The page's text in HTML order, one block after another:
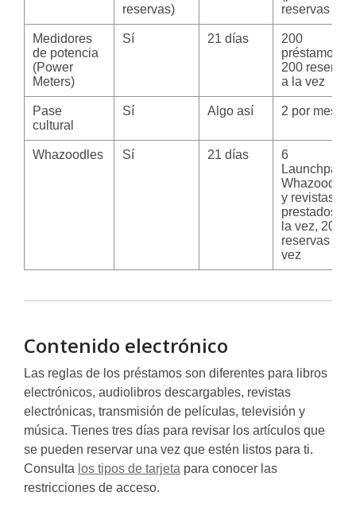
reservas)
reservas )
Medidores
de potencia
(Power
Meters)
Sí 21 días
200
préstamos y
200 reservas
a la vez
Pase
cultural
Sí Algo así 2 por mes
Whazoodles Sí 21 días
6
Launchpads,
Whazoodles
y revistas
prestados a
la vez, 200
reservas a la
vez
Contenido electrónico
Las reglas de los préstamos son diferentes para libros
electrónicos, audiolibros descargables, revistas
electrónicas, transmisión de películas, televisión y
música. Tienes tres días para revisar los artículos que
se pueden reservar una vez que estén listos para ti.
Consulta los tipos de tarjeta para conocer las
restricciones de acceso.